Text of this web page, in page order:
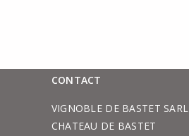
CONTACT
VIGNOBLE DE BASTET SARL
CHATEAU DE BASTET